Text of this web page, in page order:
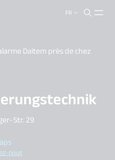
FR
Daitem près de chez
Str. 29
nous